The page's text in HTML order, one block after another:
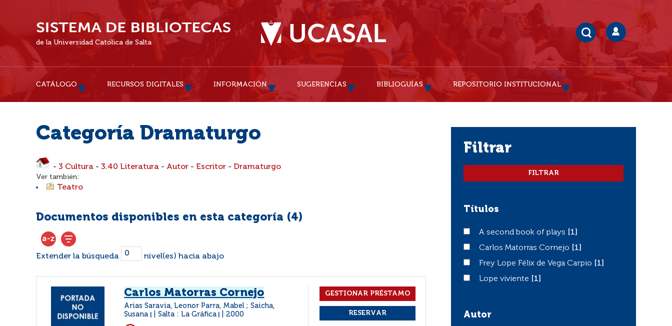
de la Universidad Católica de Salta
CATÁLOGO RECURSOS DIGITALES INFORMACIÓN SUGERENCIAS BIBLIOGUÍAS REPOSITORIO INSTITUCIONAL
Categoría Dramaturgo
- 3 Cultura - 3.40 Literatura - Autor - Escritor - Dramaturgo
Ver también:
Teatro
Documentos disponibles en esta categoría (4)
Extender la búsqueda nivel(es) hacia abajo
Carlos Matorras Cornejo
Arias Saravia, Leonor Parra, Mabel ; Saicha,
Susana
Salta : La Gráfica 2000
filtrar
Títulos
A second book of plays
A second book of plays
[1]
Carlos Matorras Cornejo
Carlos Matorras Cornejo
[1]
Frey Lope Félix de Vega Carpio
Frey Lope Félix de Vega Carpio
[1]
Lope viviente
Lope viviente [1]
Autor